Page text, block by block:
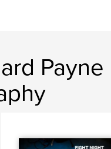
Payne